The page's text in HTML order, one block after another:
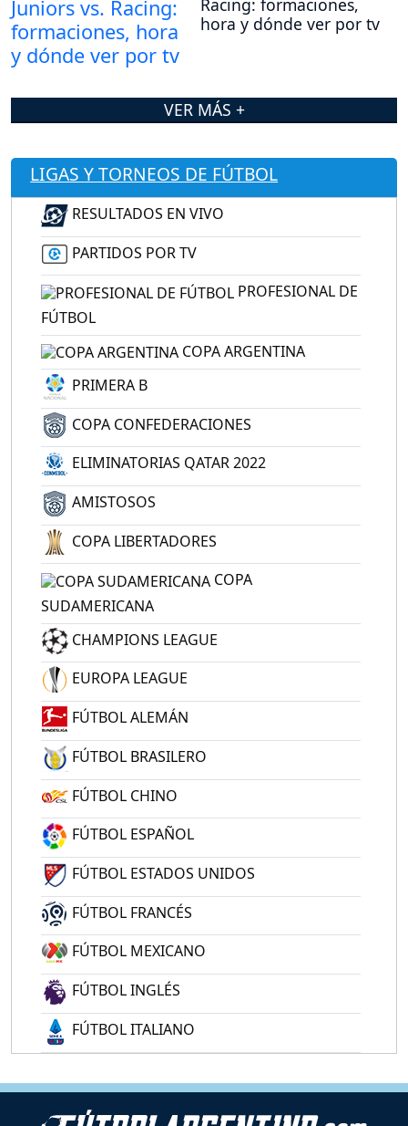
Racing: formaciones,
hora y dónde ver por tv
VER MÁS +
LIGAS Y TORNEOS DE FÚTBOL
RESULTADOS EN VIVO
PARTIDOS POR TV
PROFESIONAL DE
FÚTBOL
COPA ARGENTINA
PRIMERA B
COPA CONFEDERACIONES
ELIMINATORIAS QATAR 2022
AMISTOSOS
COPA LIBERTADORES
COPA
SUDAMERICANA
CHAMPIONS LEAGUE
EUROPA LEAGUE
FÚTBOL ALEMÁN
FÚTBOL BRASILERO
FÚTBOL CHINO
FÚTBOL ESPAÑOL
FÚTBOL ESTADOS UNIDOS
FÚTBOL FRANCÉS
FÚTBOL MEXICANO
FÚTBOL INGLÉS
FÚTBOL ITALIANO